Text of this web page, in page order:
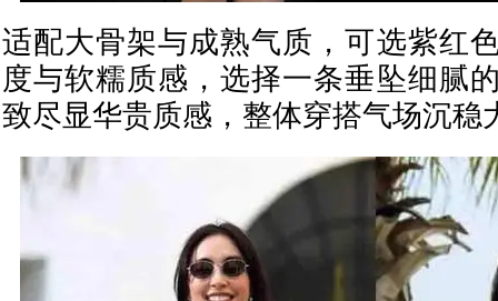
适配大骨架与成熟气质，可选紫红
度与软糯质感，选择一条垂坠细腻
致尽显华贵质感，整体穿搭气场沉稳